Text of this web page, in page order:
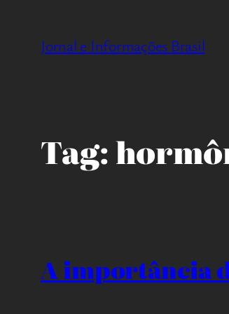
Jornal e Informações Brasil
Tag:
A importância